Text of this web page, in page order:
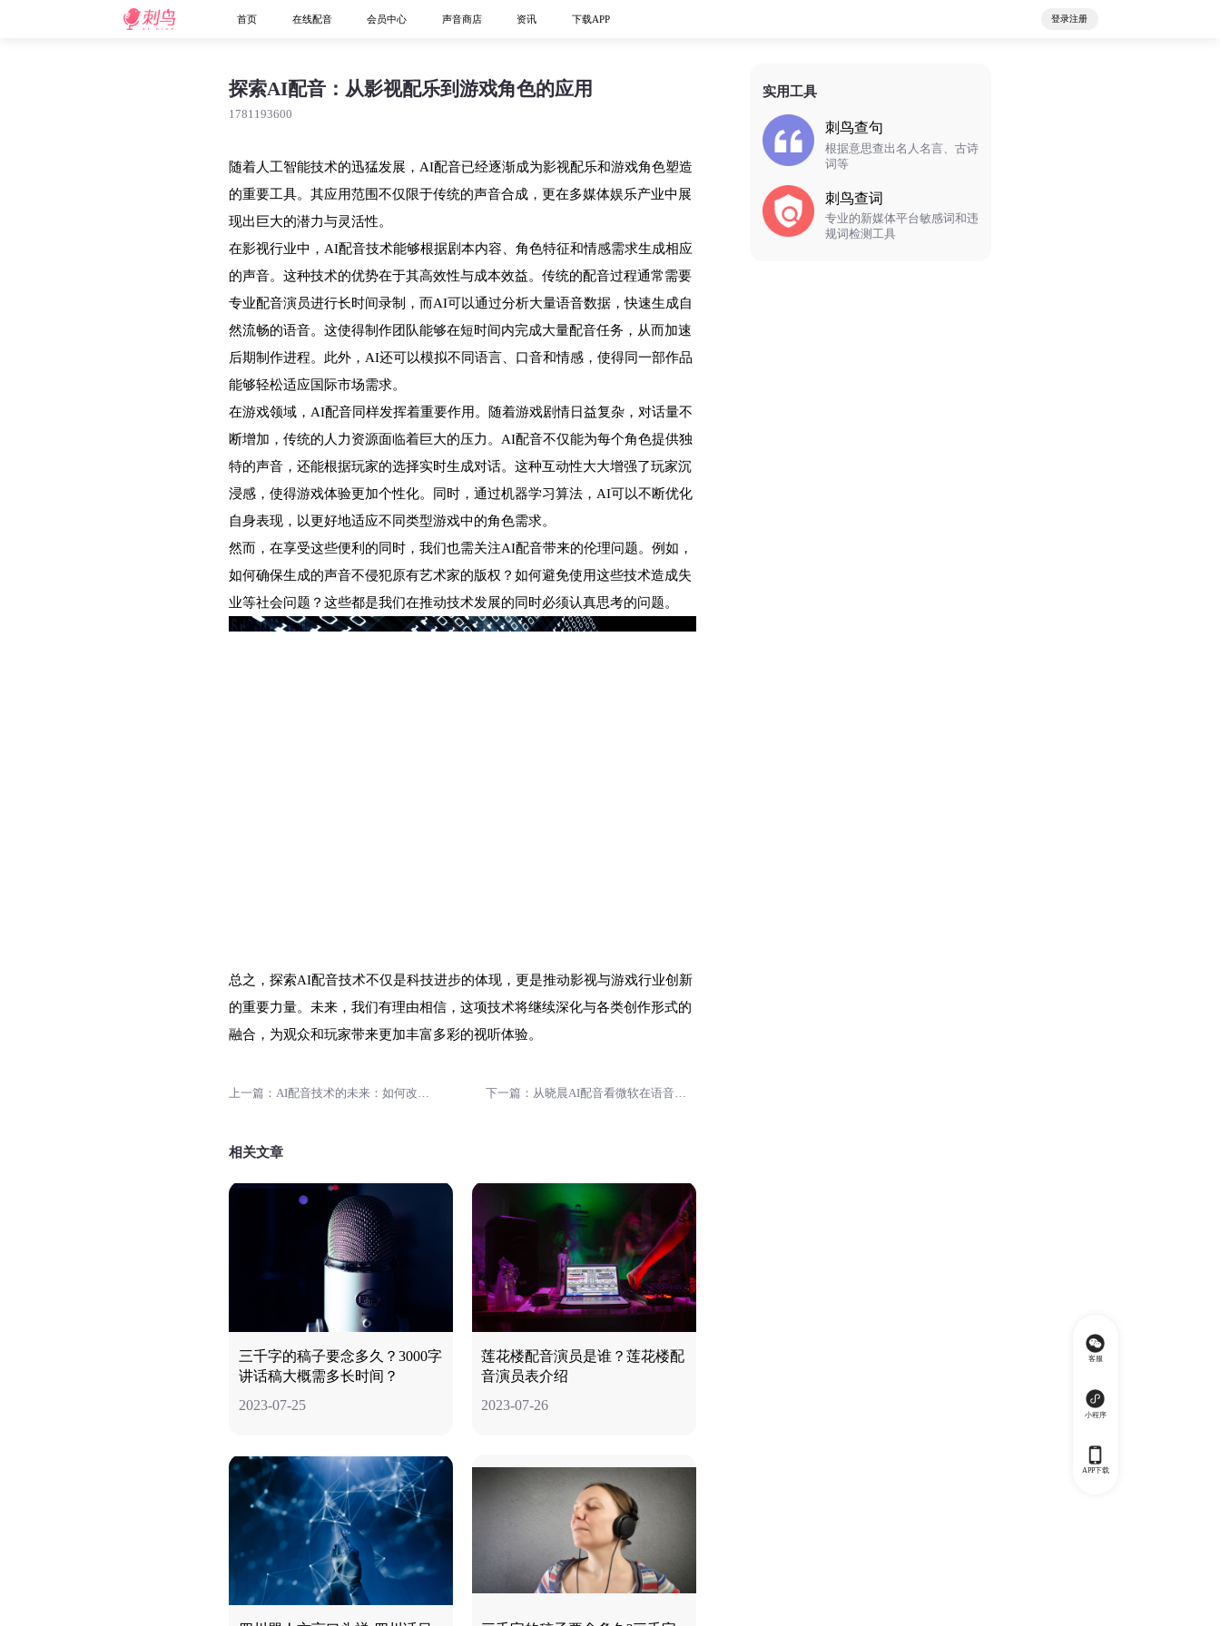
首页 在线配音 会员中心 声音商店 资讯 下载APP 登录注册
探索AI配音：从影视配乐到游戏角色的应用
1781193600
随着人工智能技术的迅猛发展，AI配音已经逐渐成为影视配乐和游戏角色塑造
的重要工具。其应用范围不仅限于传统的声音合成，更在多媒体娱乐产业中展
现出巨大的潜力与灵活性。
在影视行业中，AI配音技术能够根据剧本内容、角色特征和情感需求生成相应
的声音。这种技术的优势在于其高效性与成本效益。传统的配音过程通常需要
专业配音演员进行长时间录制，而AI可以通过分析大量语音数据，快速生成自
然流畅的语音。这使得制作团队能够在短时间内完成大量配音任务，从而加速
后期制作进程。此外，AI还可以模拟不同语言、口音和情感，使得同一部作品
能够轻松适应国际市场需求。
在游戏领域，AI配音同样发挥着重要作用。随着游戏剧情日益复杂，对话量不
断增加，传统的人力资源面临着巨大的压力。AI配音不仅能为每个角色提供独
特的声音，还能根据玩家的选择实时生成对话。这种互动性大大增强了玩家沉
浸感，使得游戏体验更加个性化。同时，通过机器学习算法，AI可以不断优化
自身表现，以更好地适应不同类型游戏中的角色需求。
然而，在享受这些便利的同时，我们也需关注AI配音带来的伦理问题。例如，
如何确保生成的声音不侵犯原有艺术家的版权？如何避免使用这些技术造成失
业等社会问题？这些都是我们在推动技术发展的同时必须认真思考的问题。
总之，探索AI配音技术不仅是科技进步的体现，更是推动影视与游戏行业创新
的重要力量。未来，我们有理由相信，这项技术将继续深化与各类创作形式的
融合，为观众和玩家带来更加丰富多彩的视听体验。
上一篇：AI配音技术的未来：如何改变声音艺术 下一篇：从晓晨AI配音看微软在语音技术领域的布局
相关文章
三千字的稿子要念多久？3000字
讲话稿大概需多长时间？
2023-07-25
莲花楼配音演员是谁？莲花楼配
音演员表介绍
2023-07-26
实用工具
刺鸟查句
根据意思查出名人名言、古诗
词等
刺鸟查词
专业的新媒体平台敏感词和违
规词检测工具
客服
小程序
APP下载